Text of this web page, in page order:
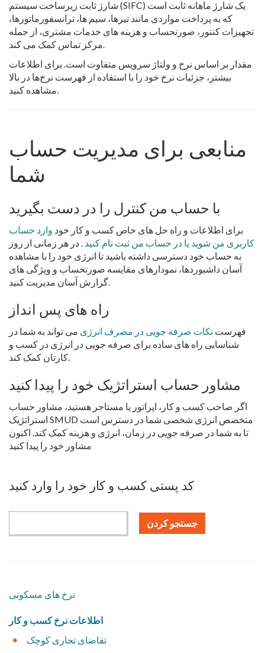
شارژ ثابت زیرساخت سیستم (SIFC) یک شارژ ماهانه ثابت است
که به پرداخت مواردی مانند تیرها، سیم ها، ترانسفورماتورها،
تجهیزات کنتور، صورتحساب و هزینه های خدمات مشتری، از جمله
مرکز تماس کمک می کند.
مقدار بر اساس نرخ و ولتاژ سرویس متفاوت است. برای اطلاعات
بیشتر، جزئیات نرخ خود را با استفاده از فهرست نرخ‌ها در بالا
مشاهده کنید.
منابعی برای مدیریت حساب
شما
با حساب من کنترل را در دست بگیرید
برای اطلاعات و راه حل های خاص کسب و کار خود وارد حساب
کاربری من شوید یا در حساب من ثبت نام کنید . در هر زمانی از روز
به حساب خود دسترسی داشته باشید تا انرژی خود را با مشاهده
آسان داشبوردها، نمودارهای مقایسه صورتحساب و ویژگی های
گزارش آسان مدیریت کنید.
راه های پس انداز
فهرست نکات صرفه جویی در مصرف انرژی می تواند به شما در
شناسایی راه های ساده برای صرفه جویی در انرژی در کسب و
کارتان کمک کند.
مشاور حساب استراتژیک خود را پیدا کنید
اگر صاحب کسب و کار، اپراتور یا مستاجر هستید، مشاور حساب
استراتژیک SMUD متخصص انرژی شخصی شما در دسترس است
تا به شما در صرفه جویی در زمان، انرژی و هزینه کمک کند. اکنون
مشاور خود را پیدا کنید
کد پستی کسب و کار خود را وارد کنید
جستجو کردن
نرخ های مسکونی
اطلاعات نرخ کسب و کار
تقاضای تجاری کوچک